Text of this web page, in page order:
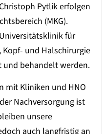
Pytlik erfolgen
(MKG).
für
und Halschirurgie
behandelt werden.
mit Kliniken und HNO
Nachversorgung ist
unsere
auch langfristig an